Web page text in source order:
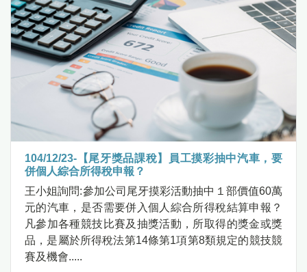
104/12/23-【尾牙獎品課稅】員工摸彩抽中汽車，要
併個人綜合所得稅申報？
王小姐詢問:參加公司尾牙摸彩活動抽中１部價值60萬
元的汽車，是否需要併入個人綜合所得稅結算申報？
凡參加各種競技比賽及抽獎活動，所取得的獎金或獎
品，是屬於所得稅法第14條第1項第8類規定的競技競
賽及機會.....